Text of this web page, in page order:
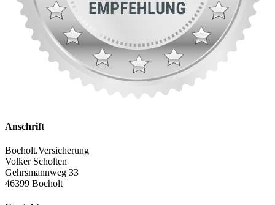
Anschrift
Bocholt.Versicherung
Volker Scholten
Gehrsmannweg 33
46399 Bocholt